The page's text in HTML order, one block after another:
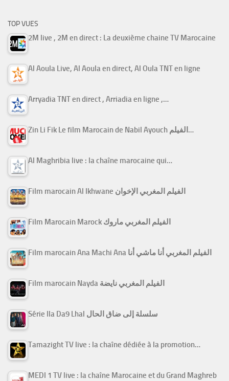
TOP VUES
2M live , 2M en direct : La deuxième chaine TV Marocaine
Al Aoula Live, Al Aoula en direct, Al Oula TNT en ligne
Arryadia TNT en direct , Arriadia en ligne ,…
Zin Li Fik Le film Marocain de Nabil Ayouch الفيلم…
Al Maghribia live : la chaîne marocaine qui…
Film marocain Al Ikhwane الفيلم المغربي الإخوان
Film Marocain Marock الفيلم المغربي ماروك
Film marocain Ana Machi Ana الفيلم المغربي أنا ماشي أنا
Film marocain Nayda الفيلم المغربي نايضة
Série Ila Da9 Lhal سلسلة إلى ضاق الحال
Tamazight TV live : la chaîne dédiée à la promotion…
MEDI 1 TV live : la chaîne Marocaine et du Grand Maghreb